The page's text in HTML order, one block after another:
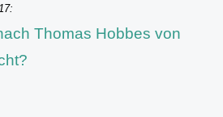
:
Thomas Hobbes von